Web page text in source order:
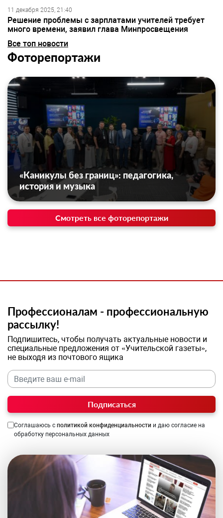
11 декабря 2025, 21:40
Решение проблемы с зарплатами учителей требует
много времени, заявил глава Минпросвещения
Все топ новости
Фоторепортажи
«Каникулы без границ»: педагогика,
история и музыка
Смотреть все фоторепортажи
Профессионалам - профессиональную
рассылку!
Подпишитесь, чтобы получать актуальные новости и
специальные предложения от «Учительской газеты»,
не выходя из почтового ящика
Подписаться
Соглашаюсь с политикой конфиденциальности и даю согласие на
обработку персональных данных